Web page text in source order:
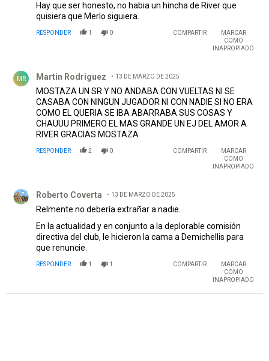
Hay que ser honesto, no habia un hincha de River que
quisiera que Merlo siguiera.
RESPONDER 1 0 COMPARTIR
MARCAR
COMO
INAPROPIADO
MR Martin Rodriguez 13 DE MARZO DE 2025
MOSTAZA UN SR Y NO ANDABA CON VUELTAS NI SE
CASABA CON NINGUN JUGADOR NI CON NADIE SI NO ERA
COMO EL QUERIA SE IBA ABARRABA SUS COSAS Y
CHAUUU PRIMERO EL MAS GRANDE UN EJ DEL AMOR A
RIVER GRACIAS MOSTAZA
RESPONDER 2 0 COMPARTIR
MARCAR
COMO
INAPROPIADO
Roberto Coverta 13 DE MARZO DE 2025
Relmente no debería extrañar a nadie.
En la actualidad y en conjunto a la deplorable comisión
directiva del club, le hicieron la cama a Demichellis para
que renuncie.
RESPONDER 1 1 COMPARTIR
MARCAR
COMO
INAPROPIADO